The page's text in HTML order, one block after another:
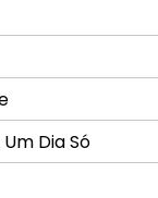
Dia Só